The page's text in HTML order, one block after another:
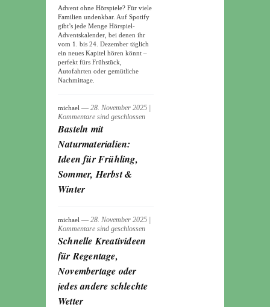
Advent ohne Hörspiele? Für viele
Familien undenkbar. Auf Spotify
gibt’s jede Menge Hörspiel-
Adventskalender, bei denen ihr
vom 1. bis 24. Dezember täglich
ein neues Kapitel hören könnt –
perfekt fürs Frühstück,
Autofahrten oder gemütliche
Nachmittage.
michael ― 28. November 2025
Kommentare sind geschlossen
Basteln mit
Naturmaterialien:
Ideen für Frühling,
Sommer, Herbst &
Winter
michael ― 28. November 2025
Kommentare sind geschlossen
Schnelle Kreativideen
für Regentage,
Novembertage oder
jedes andere schlechte
Wetter